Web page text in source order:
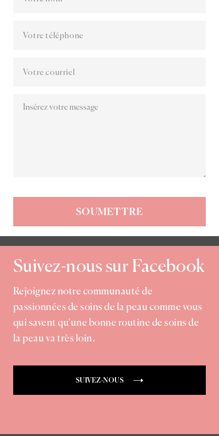
SOUMETTRE
Suivez-nous sur Facebook
Rejoignez notre communauté de
passionnées de soins de la peau comme vous
qui savent qu'une bonne routine de soins de
la peau va très loin.
SUIVEZ-NOUS